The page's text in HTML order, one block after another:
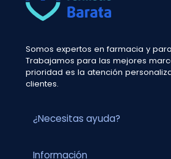
Somos expertos en farmacia y
Trabajamos para las mejores
prioridad es la atención
clientes.
¿Necesitas ayuda?
Información